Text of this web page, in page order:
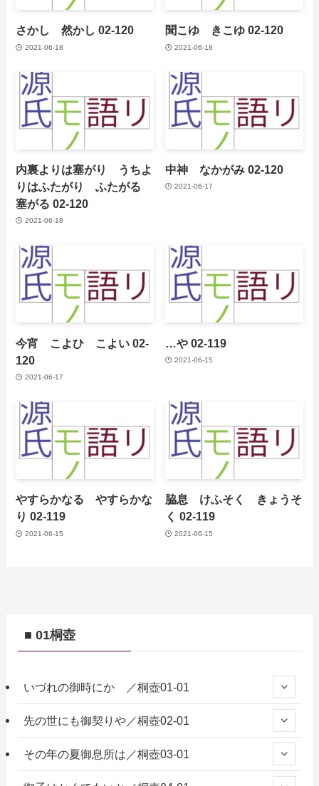
さかし 然かし 02-120
2021-06-18
聞こゆ きこゆ 02-120
2021-06-18
内裏よりは塞がり うちよ
りはふたがり ふたがる
塞がる 02-120
2021-06-18
中神 なかがみ 02-120
2021-06-17
今宵 こよひ こよい 02-
120
2021-06-17
…や 02-119
2021-06-15
やすらかなる やすらかな
り 02-119
2021-06-15
脇息 けふそく きょうそ
く 02-119
2021-06-15
■ 01桐壺
いづれの御時にか ／桐壺01-01
先の世にも御契りや／桐壺02-01
その年の夏御息所は／桐壺03-01